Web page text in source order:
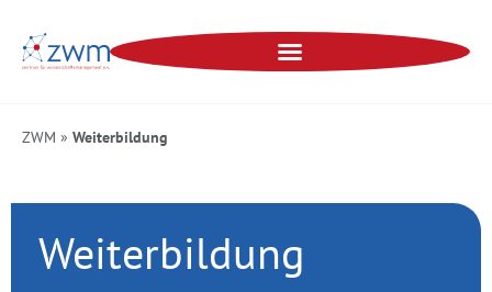
ZWM » Weiterbildung
Weiterbildung